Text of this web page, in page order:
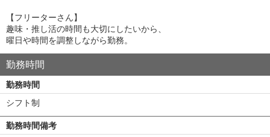
【フリーターさん】
趣味・推し活の時間も大切にしたいから、
曜日や時間を調整しながら勤務。
勤務時間
勤務時間
シフト制
勤務時間備考